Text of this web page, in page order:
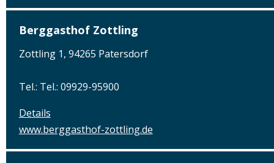
Berggasthof Zottling
Zottling 1, 94265 Patersdorf
Tel.: Tel.: 09929-95900
Details
www.berggasthof-zottling.de